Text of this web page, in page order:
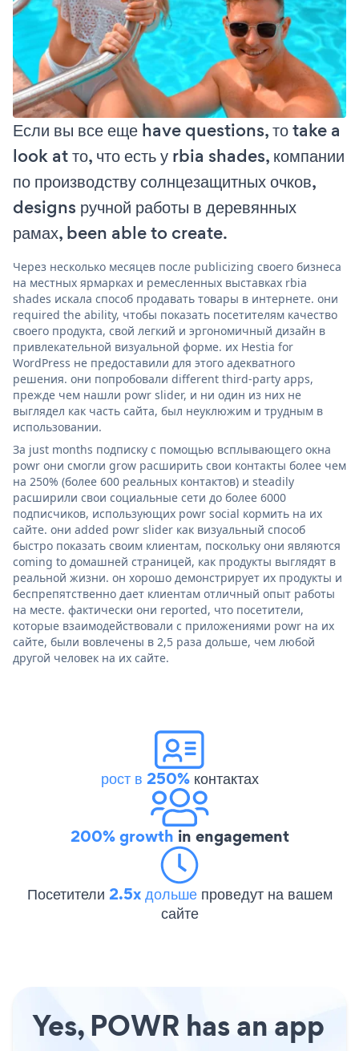
Если вы все еще have questions, то take a
look at то, что есть у rbia shades, компании
по производству солнцезащитных очков,
designs ручной работы в деревянных
рамах, been able to create.
Через несколько месяцев после publicizing своего бизнеса
на местных ярмарках и ремесленных выставках rbia
shades искала способ продавать товары в интернете. они
required the ability, чтобы показать посетителям качество
своего продукта, свой легкий и эргономичный дизайн в
привлекательной визуальной форме. их Hestia for
WordPress не предоставили для этого адекватного
решения. они попробовали different third-party apps,
прежде чем нашли powr slider, и ни один из них не
выглядел как часть сайта, был неуклюжим и трудным в
использовании.
За just months подписку с помощью всплывающего окна
powr они смогли grow расширить свои контакты более чем
на 250% (более 600 реальных контактов) и steadily
расширили свои социальные сети до более 6000
подписчиков, использующих powr social кормить на их
сайте. они added powr slider как визуальный способ
быстро показать своим клиентам, поскольку они являются
coming to домашней страницей, как продукты выглядят в
реальной жизни. он хорошо демонстрирует их продукты и
беспрепятственно дает клиентам отличный опыт работы
на месте. фактически они reported, что посетители,
которые взаимодействовали с приложениями powr на их
сайте, были вовлечены в 2,5 раза дольше, чем любой
другой человек на их сайте.
рост в 250%контактах
200% growth in engagement
Посетители 2.5x дольше проведут на вашем
сайте
Yes, POWR has an app